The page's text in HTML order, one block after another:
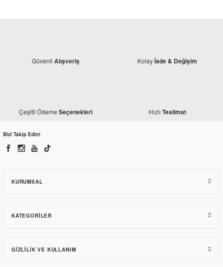
Güvenli Alışveriş Kolayİade & Değişim
Çeşitli Ödeme Seçenekleri Hızlı Teslimat
Bizi Takip Edin!
KURUMSAL
KATEGORILER
GIZLILIK VE KULLANIM